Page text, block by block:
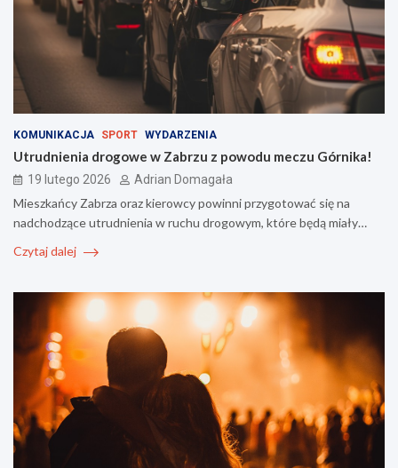
KOMUNIKACJA SPORT WYDARZENIA
Utrudnienia drogowe w Zabrzu z powodu meczu Górnika!
19 lutego 2026 Adrian Domagała
Mieszkańcy Zabrza oraz kierowcy powinni przygotować się na
nadchodzące utrudnienia w ruchu drogowym, które będą miały…
Czytaj dalej